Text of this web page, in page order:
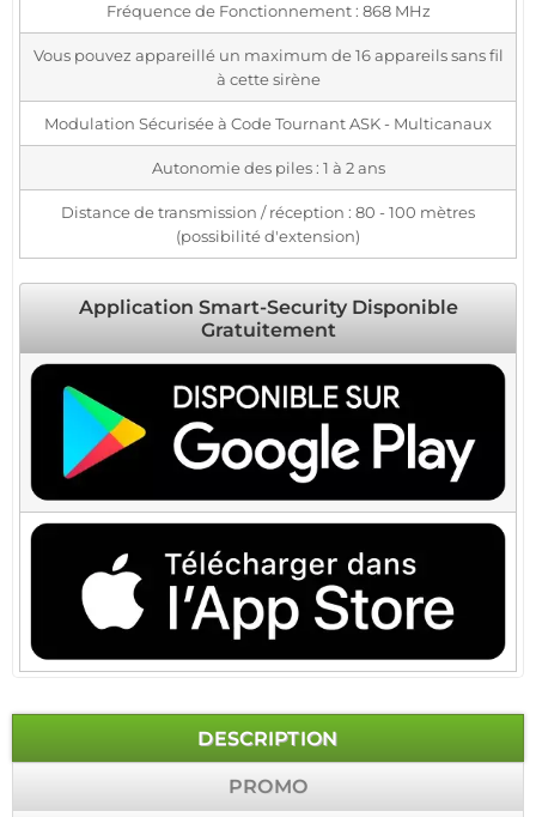
Fréquence de Fonctionnement : 868 MHz
Vous pouvez appareillé un maximum de 16 appareils sans fil
à cette sirène
Modulation Sécurisée à Code Tournant ASK - Multicanaux
Autonomie des piles : 1 à 2 ans
Distance de transmission / réception : 80 - 100 mètres
(possibilité d'extension)
Application Smart-Security Disponible
Gratuitement
DESCRIPTION
PROMO